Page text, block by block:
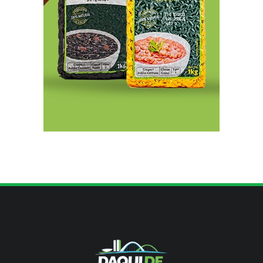
Sala de Concerto, da Rádio MEC, celebra
Radamés Gnattali nesta sexta (7)
CNI defende posição unificada para avançar na